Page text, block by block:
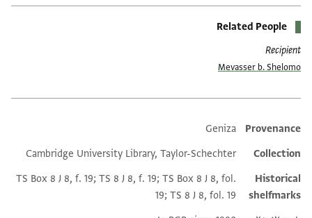
Related People
Recipient
Mevasser b. Shelomo
Additional metadata
Provenance
Geniza
Collection
Cambridge University Library, Taylor-Schechter
Historical
shelfmarks
TS Box 8 J 8, f. 19; TS 8 J 8, f. 19; TS Box 8 J 8, fol.
19; TS 8 J 8, fol. 19